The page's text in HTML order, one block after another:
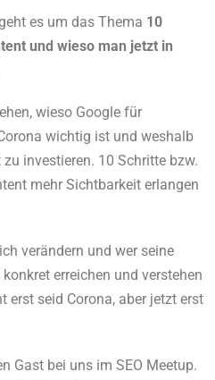
es um das Thema 10
und wieso man jetzt in
wieso Google für
wichtig ist und weshalb
investieren. 10 Schritte bzw.
mehr Sichtbarkeit erlangen
verändern und wer seine
erreichen und verstehen
erst seid Corona, aber jetzt erst
Gast bei uns im SEO Meetup.